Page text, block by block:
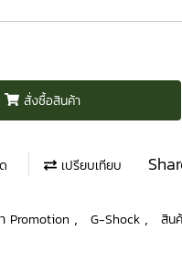
สั่งซื้อสินค้า
เปรียบเทียบ
Promotion , G-Shock , สิน